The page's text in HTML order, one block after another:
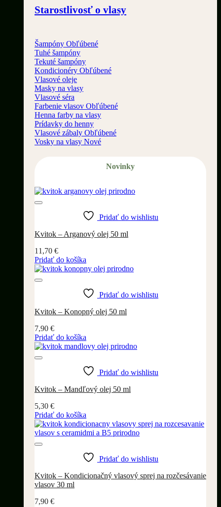
Starostlivosť o vlasy
Šampóny
Tuhé šampóny
Tekuté šampóny
Kondicionéry
Vlasové oleje
Masky na vlasy
Vlasové séra
Farbenie vlasov
Henna farby na vlasy
Prídavky do henny
Vlasové zábaly
Vosky na vlasy
Novinky
Pridať do wishlistu
Kvitok – Arganový olej 50 ml
11,70 €
Pridať do košíka
Pridať do wishlistu
Kvitok – Konopný olej 50 ml
7,90 €
Pridať do košíka
Pridať do wishlistu
Kvitok – Mandľový olej 50 ml
5,30 €
Pridať do košíka
Pridať do wishlistu
Kvitok – Kondicionačný vlasový sprej na rozčesávanie
vlasov 30 ml
7,90 €